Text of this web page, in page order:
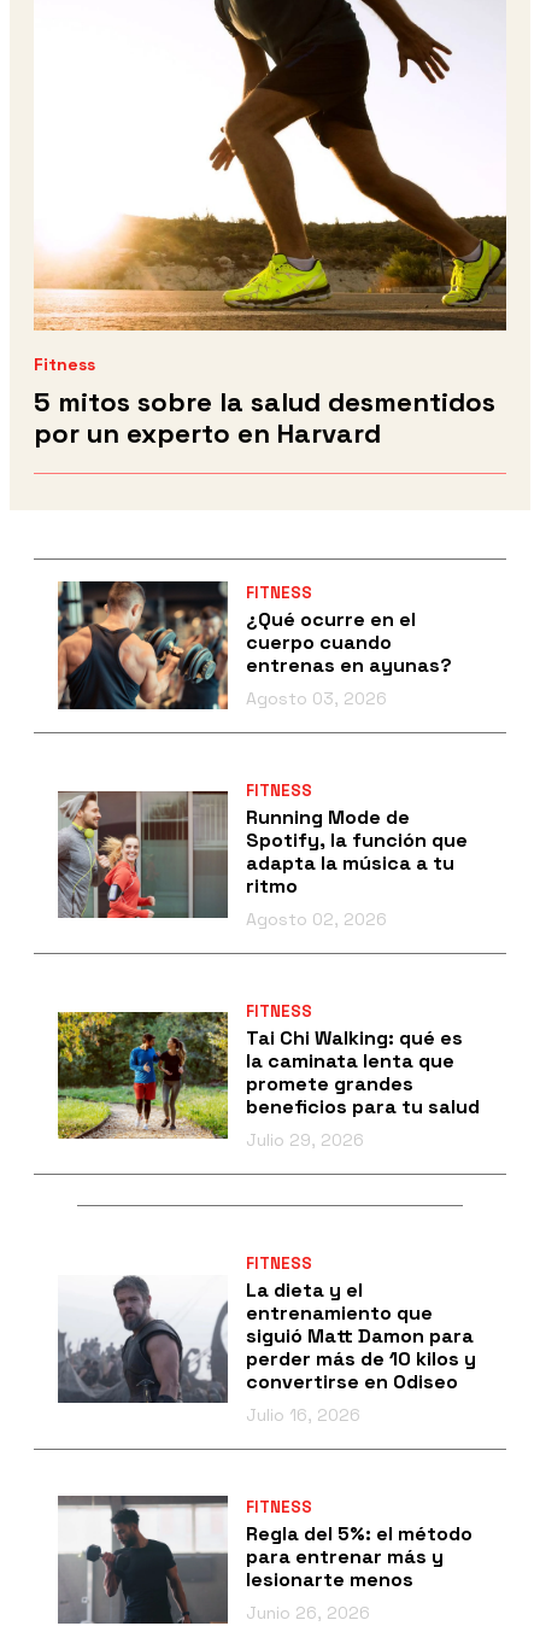
Fitness
5 mitos sobre la salud desmentidos
por un experto en Harvard
FITNESS
¿Qué ocurre en el
cuerpo cuando
entrenas en ayunas?
Agosto 03, 2026
FITNESS
Running Mode de
Spotify, la función que
adapta la música a tu
ritmo
Agosto 02, 2026
FITNESS
Tai Chi Walking: qué es
la caminata lenta que
promete grandes
beneficios para tu salud
Julio 29, 2026
FITNESS
La dieta y el
entrenamiento que
siguió Matt Damon para
perder más de 10 kilos y
convertirse en Odiseo
Julio 16, 2026
FITNESS
Regla del 5%: el método
para entrenar más y
lesionarte menos
Junio 26, 2026